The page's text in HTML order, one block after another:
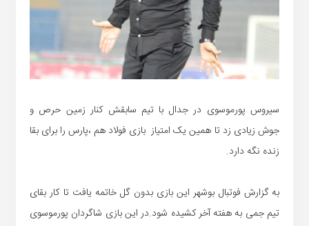
سیروس پورموسوی در جدال با تیم سابقش کنار زمین حرص و
جوش زیادی زد تا همین یک امتیاز بازی فولاد هم ،پارس را برای بقا
زنده نگه دارد.
به گزارش فوتبال بوشهر این بازی بدون گل خاتمه یافت تا کار بقای
تیم جمی به هفته آخر کشیده شود.در این بازی شاگردان پورموسوی